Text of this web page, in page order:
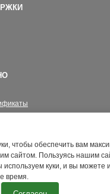
чтобы обеспечить вам
сайтом. Пользуясь нашим
используем куки, и вы можете
время.